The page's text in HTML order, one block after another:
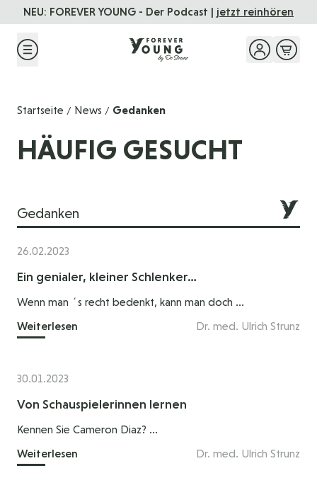
Direkt zum Inhalt
NEU: FOREVER YOUNG - Der Podcast | jetzt reinhören
Startseite / News / Gedanken
HÄUFIG GESUCHT
Gedanken
26.02.2023
Ein genialer, kleiner Schlenker…
Wenn man ´s recht bedenkt, kann man doch ...
Weiterlesen
Dr. med. Ulrich Strunz
30.01.2023
Von Schauspielerinnen lernen
Kennen Sie Cameron Diaz? ...
Weiterlesen
Dr. med. Ulrich Strunz